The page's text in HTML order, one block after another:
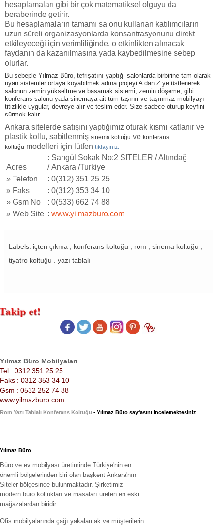
hesaplamaları gibi bir çok matematiksel olguyu da
beraberinde getirir.
Bu hesaplamaların tamamı salonu kullanan katılımcıların
uzun süreli organizasyonlarda konsantrasyonunu direkt
etkileyeceği için verimliliğinde, o etkinlikten alınacak
faydanın da kazanılmasına yada kaybedilmesine sebep
olurlar.
Bu sebeple Yılmaz Büro, tefrişatını yaptığı salonlarda birbirine tam olarak
uyan sistemler ortaya koyabilmek adına projeyi A dan Z ye üstlenerek,
salonun zemin yükseltme ve basamak sistemi, zemin döşeme, gibi
konferans salonu yada sinemaya ait tüm taşınır ve taşınmaz mobilyayı
titizlikle uygular, devreye alır ve teslim eder. Size sadece oturup keyfini
sürmek kalır
Ankara sitelerde satışını yaptığımız oturak kısmı katlanır ve
plastik kollu, sabitlenmiş sinema koltuğu ve konferans
koltuğu modelleri için lütfen tıklayınız.
Adres
: Sarıgül Sokak No:2 SITELER / Altındağ
/ Ankara /Turkiye
» Telefon
: 0(312) 351 25 25
» Faks
: 0(312) 353 34 10
» Gsm No
: 0(533) 662 74 88
» Web Site : www.yilmazburo.com
Labels: içten çıkma , konferans koltuğu , rom , sinema koltuğu ,
tiyatro koltuğu , yazı tablalı
Yılmaz Büro Mobilyaları
Tel : 0312 351 25 25
Faks : 0312 353 34 10
Gsm : 0532 252 74 88
www.yilmazburo.com
Rom Yazı Tablalı Konferans Koltuğu - Yılmaz Büro sayfasını incelemektesiniz
Yılmaz Büro
Büro ve ev mobilyası üretiminde Türkiye'nin en
önemli bölgelerinden biri olan başkent Ankara'nın
Siteler bölgesinde bulunmaktadır. Şirketimiz,
modern büro koltukları ve masaları üreten en eski
mağazalardan biridir.
Ofis mobilyalarında çağı yakalamak ve müşterilerin